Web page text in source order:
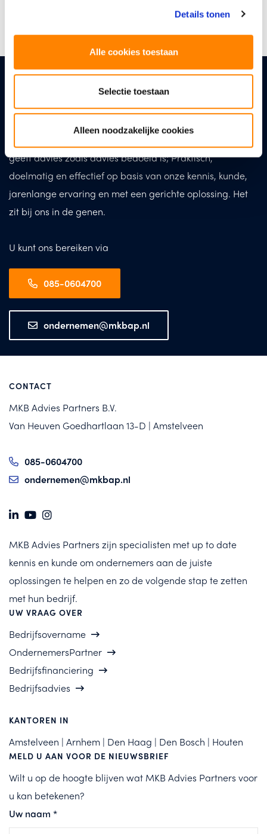
Details tonen
Alle cookies toestaan
Selectie toestaan
Alleen noodzakelijke cookies
Uw vraag, ons advies
De toekomst van uw bedrijf, dat houdt u dagelijks bezig.
kan gebruiken. De adviseur van MKB Advies Partners
geeft advies zoals advies bedoeld is; Praktisch,
doelmatig en effectief op basis van onze kennis, kunde,
jarenlange ervaring en met een gerichte oplossing. Het
zit bij ons in de genen.
U kunt ons bereiken via
085-0604700
ondernemen@mkbap.nl
CONTACT
MKB Advies Partners B.V.
Van Heuven Goedhartlaan 13-D | Amstelveen
085-0604700
ondernemen@mkbap.nl
MKB Advies Partners zijn specialisten met up to date
kennis en kunde om ondernemers aan de juiste
oplossingen te helpen en zo de volgende stap te zetten
met hun bedrijf.
UW VRAAG OVER
Bedrijfsovername
OndernemersPartner
Bedrijfsfinanciering
Bedrijfsadvies
KANTOREN IN
Amstelveen | Arnhem | Den Haag | Den Bosch | Houten
MELD U AAN VOOR DE NIEUWSBRIEF
Wilt u op de hoogte blijven wat MKB Advies Partners voor
u kan betekenen?
Uw naam *